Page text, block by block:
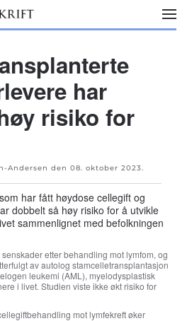
har
risiko for
Andersen den 08. oktober 2023.
har fått høydose cellegift og
dobbelt så høy risiko for å utvikle
sammenlignet med befolkningen
etter behandling mot lymfom, og
av autolog stamcelletransplantasjon
leukemi (AML), myelodysplastisk
i livet. Studien viste ikke økt risiko for
mot lymfekreft øker